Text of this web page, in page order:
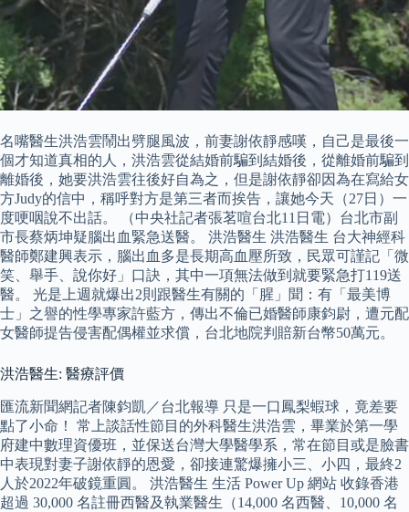
名嘴醫生洪浩雲鬧出劈腿風波，前妻謝依靜感嘆，自己是最後一
個才知道真相的人，洪浩雲從結婚前騙到結婚後，從離婚前騙到
離婚後，她要洪浩雲往後好自為之，但是謝依靜卻因為在寫給女
方Judy的信中，稱呼對方是第三者而挨告，讓她今天（27日）一
度哽咽說不出話。 （中央社記者張茗喧台北11日電）台北市副
市長蔡炳坤疑腦出血緊急送醫。 洪浩醫生 洪浩醫生 台大神經科
醫師鄭建興表示，腦出血多是長期高血壓所致，民眾可謹記「微
笑、舉手、說你好」口訣，其中一項無法做到就要緊急打119送
醫。 光是上週就爆出2則跟醫生有關的「腥」聞：有「最美博
士」之譽的性學專家許藍方，傳出不倫已婚醫師康鈞尉，遭元配
女醫師提告侵害配偶權並求償，台北地院判賠新台幣50萬元。
洪浩醫生: 醫療評價
匯流新聞網記者陳鈞凱／台北報導 只是一口鳳梨蝦球，竟差要
點了小命！ 常上談話性節目的外科醫生洪浩雲，畢業於第一學
府建中數理資優班，並保送台灣大學醫學系，常在節目或是臉書
中表現對妻子謝依靜的恩愛，卻接連驚爆擁小三、小四，最終2
人於2022年破鏡重圓。 洪浩醫生 生活 Power Up 網站 收錄香港
超過 30,000 名註冊西醫及執業醫生（14,000 名西醫、10,000 名